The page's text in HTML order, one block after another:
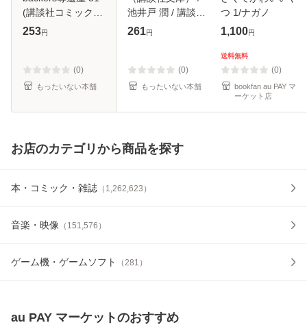
(講談社コミックス
3550巻. Shonen
人 / 講談社 [コミッ
ク]【メール
253円
(0)
もったいない本舗
池井戸 潤 / 講談社
[文庫]【メール便送
261円
(0)
もったいない本舗
つ 1/ナガノ
1,100円
送料無料
(0)
bookfan au PAY マ
ーケット店
お店のカテゴリから商品を探す
本・コミック・雑誌 （ 1,262,623 ）
音楽・映像 （ 151,576 ）
ゲーム機・ゲームソフト （281 ）
au PAY マーケットのおすすめ